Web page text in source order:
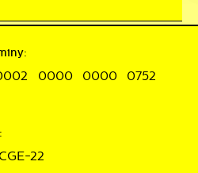
0000 0000 0752
22